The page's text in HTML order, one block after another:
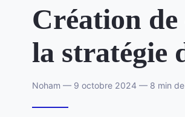
Création
la stratégie
Noham — 9 octobre 2024 — 8 min